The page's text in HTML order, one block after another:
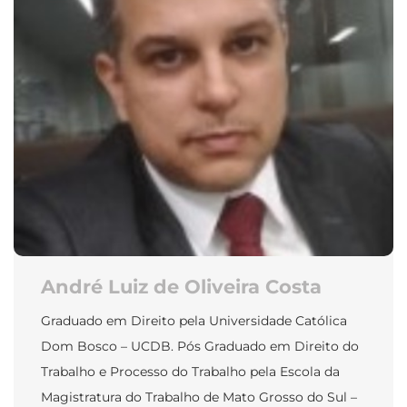
André Luiz de Oliveira Costa
Graduado em Direito pela Universidade Católica
Dom Bosco – UCDB. Pós Graduado em Direito do
Trabalho e Processo do Trabalho pela Escola da
Magistratura do Trabalho de Mato Grosso do Sul –